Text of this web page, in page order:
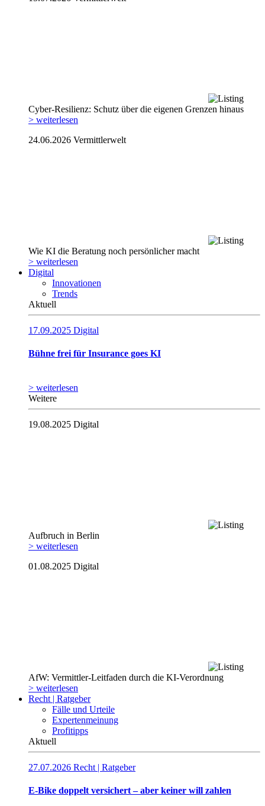
Cyber-Resilienz: Schutz über die eigenen Grenzen hinaus
> weiterlesen
24.06.2026 Vermittlerwelt
Wie KI die Beratung noch persönlicher macht
> weiterlesen
Digital
Innovationen
Trends
Aktuell
17.09.2025 Digital
Bühne frei für Insurance goes KI
> weiterlesen
Weitere
19.08.2025 Digital
Aufbruch in Berlin
> weiterlesen
01.08.2025 Digital
AfW: Vermittler-Leitfaden durch die KI-Verordnung
> weiterlesen
Recht | Ratgeber
Fälle und Urteile
Expertenmeinung
Profitipps
Aktuell
27.07.2026 Recht | Ratgeber
E-Bike doppelt versichert – aber keiner will zahlen